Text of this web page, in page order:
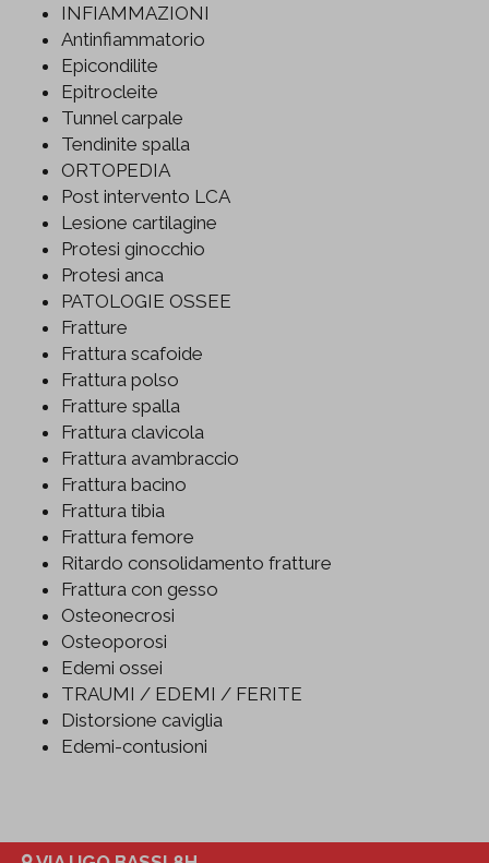
INFIAMMAZIONI
Antinfiammatorio
Epicondilite
Epitrocleite
Tunnel carpale
Tendinite spalla
ORTOPEDIA
Post intervento LCA
Lesione cartilagine
Protesi ginocchio
Protesi anca
PATOLOGIE OSSEE
Fratture
Frattura scafoide
Frattura polso
Fratture spalla
Frattura clavicola
Frattura avambraccio
Frattura bacino
Frattura tibia
Frattura femore
Ritardo consolidamento fratture
Frattura con gesso
Osteonecrosi
Osteoporosi
Edemi ossei
TRAUMI / EDEMI / FERITE
Distorsione caviglia
Edemi-contusioni